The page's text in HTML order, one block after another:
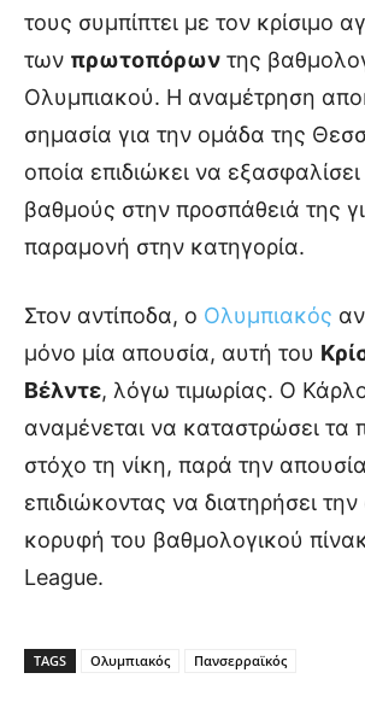
τους συμπίπτει με τον κρίσιμο
των πρωτοπόρων της
Ολυμπιακού. Η αναμέτρηση
σημασία για την ομάδα της
οποία επιδιώκει να
βαθμούς στην προσπάθειά της
παραμονή στην κατηγορία.
Στον αντίποδα, ο Ολυμπιακός
μόνο μία απουσία, αυτή του
Βέλντε, λόγω τιμωρίας. Ο
αναμένεται να καταστρώσει τα
στόχο τη νίκη, παρά την
επιδιώκοντας να διατηρήσει
κορυφή του βαθμολογικού
League.
TAGS Ολυμπιακός Πανσερραϊκός